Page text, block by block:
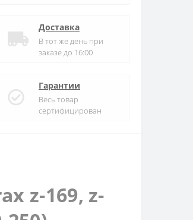
Доставка
В тот же день при
заказе до 16:00
Гарантии
Весь товар
сертифицирован
z-169, z-